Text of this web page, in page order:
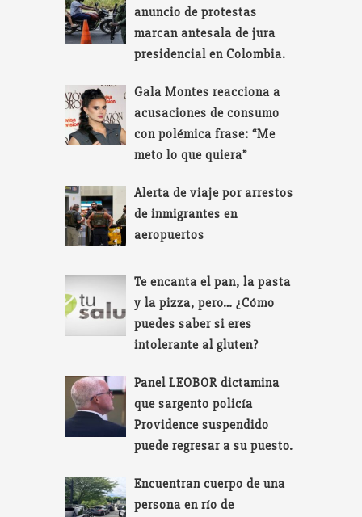
anuncio de protestas
marcan antesala de jura
presidencial en Colombia.
Gala Montes reacciona a
acusaciones de consumo
con polémica frase: “Me
meto lo que quiera”
Alerta de viaje por arrestos
de inmigrantes en
aeropuertos
Te encanta el pan, la pasta
y la pizza, pero… ¿Cómo
puedes saber si eres
intolerante al gluten?
Panel LEOBOR dictamina
que sargento policía
Providence suspendido
puede regresar a su puesto.
Encuentran cuerpo de una
persona en río de